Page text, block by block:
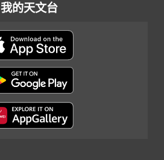
我的天文台